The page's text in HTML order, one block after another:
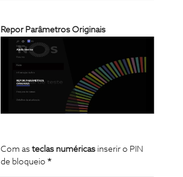
Repor Parâmetros Originais
Com as teclas numéricas inserir o PIN
de bloqueio *